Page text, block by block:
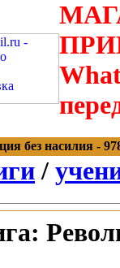
без насилия -
/